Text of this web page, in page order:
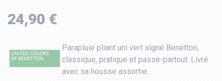
24,90 €
Parapluie pliant uni vert signé Benetton,
classique, pratique et passe-partout. Livré
avec sa housse assortie.